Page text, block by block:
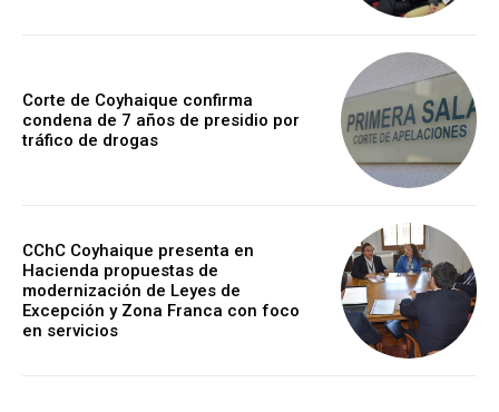
Corte de Coyhaique confirma
condena de 7 años de presidio por
tráfico de drogas
CChC Coyhaique presenta en
Hacienda propuestas de
modernización de Leyes de
Excepción y Zona Franca con foco
en servicios